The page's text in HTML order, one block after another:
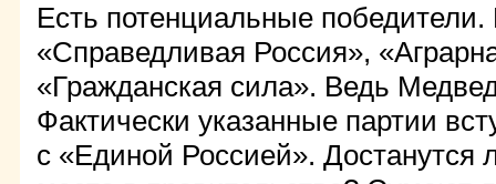
Есть потенциальные победители.
«Справедливая Россия»,
«Гражданская сила». Ведь
Фактически указанные партии
с «Единой Россией». Достанутся